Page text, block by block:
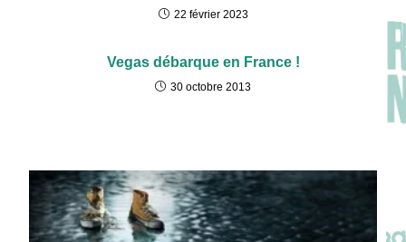
22 février 2023
Vegas débarque en France !
30 octobre 2013